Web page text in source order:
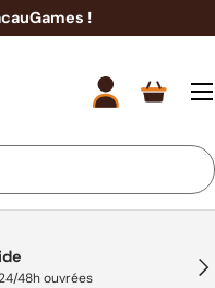
!
Se connecter
Panier
48h ouvrées